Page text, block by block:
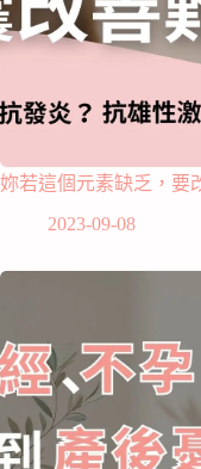
妳若這個元素缺乏，要
2023-09-08